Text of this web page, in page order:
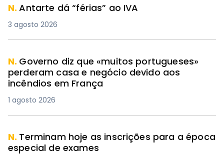
N.Antarte dá “férias” ao IVA
3 agosto 2026
N. Governo diz que «muitos portugueses»
perderam casa e negócio devido aos
incêndios em França
1 agosto 2026
N. Terminam hoje as inscrições para a época
especial de exames